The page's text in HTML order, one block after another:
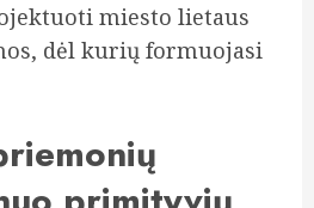
miesto lietaus
dėl kurių formuojasi